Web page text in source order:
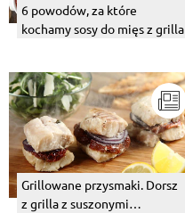
6 powodów, za które
kochamy sosy do mięs z grilla
Grillowane przysmaki. Dorsz
z grilla z suszonymi